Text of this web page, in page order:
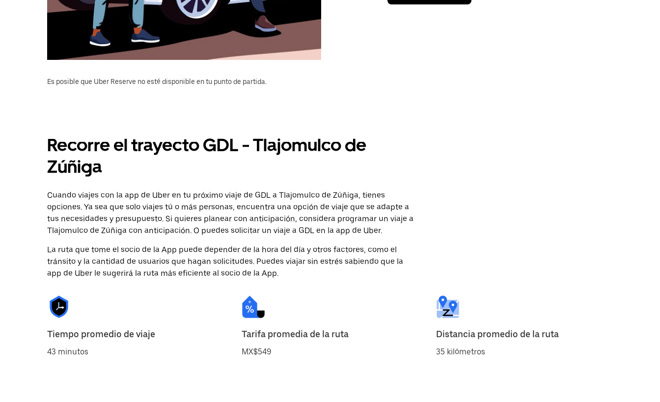
Es posible que Uber Reserve no esté disponible en tu punto de partida.
Recorre el trayecto GDL - Tlajomulco de
Zúñiga
Cuando viajes con la app de Uber en tu próximo viaje de GDL a Tlajomulco de Zúñiga, tienes
opciones. Ya sea que solo viajes tú o más personas, encuentra una opción de viaje que se adapte a
tus necesidades y presupuesto. Si quieres planear con anticipación, considera programar un viaje a
Tlajomulco de Zúñiga con anticipación. O puedes solicitar un viaje a GDL en la app de Uber.
La ruta que tome el socio de la App puede depender de la hora del día y otros factores, como el
tránsito y la cantidad de usuarios que hagan solicitudes. Puedes viajar sin estrés sabiendo que la
app de Uber le sugerirá la ruta más eficiente al socio de la App.
Tiempo promedio de viaje
43 minutos
Tarifa promedia de la ruta
MX$549
Distancia promedio de la ruta
35 kilómetros